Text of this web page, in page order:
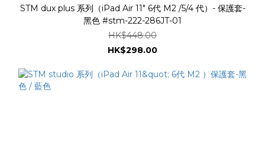
STM dux plus 系列（iPad Air 11" 6代 M2 /5/4 代）- 保護套-
黑色 #stm-222-286JT-01
HK$448.00
HK$298.00